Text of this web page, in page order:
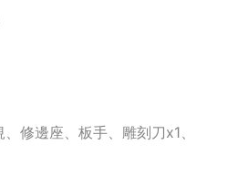
修邊座、板手、雕刻刀x1、